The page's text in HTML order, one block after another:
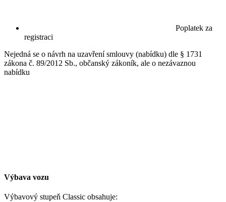
Poplatek za
registraci
Nejedná se o návrh na uzavření smlouvy (nabídku) dle § 1731
zákona č. 89/2012 Sb., občanský zákoník, ale o nezávaznou
nabídku
Výbava vozu
Výbavový stupeň Classic obsahuje: